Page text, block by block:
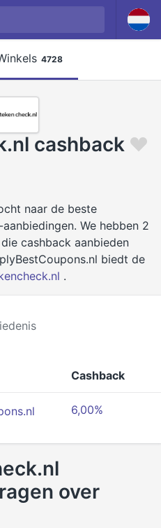
4728
cashback
naar de beste
We hebben 2
cashback aanbieden
biedt de
.
Cashback
6,00%
over